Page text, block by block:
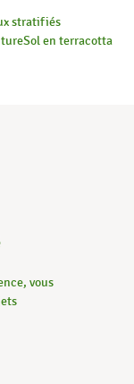
stratifiés
Sol en terracotta
vous